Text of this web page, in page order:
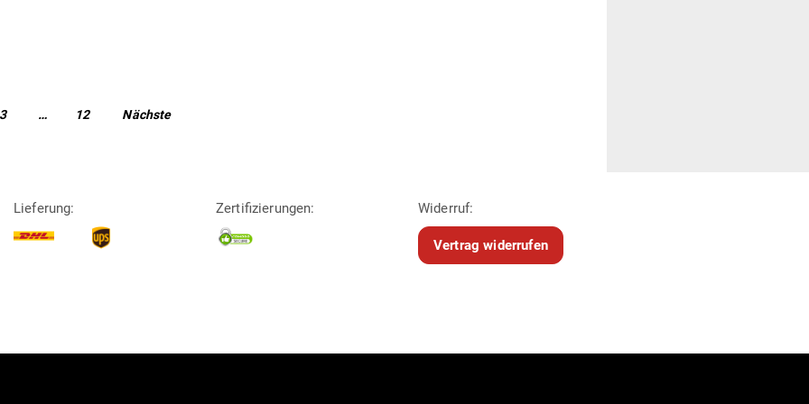
Page
3 … Page
12 Nächste
Lieferung: Zertifizierungen: Widerruf:
Vertrag widerrufen